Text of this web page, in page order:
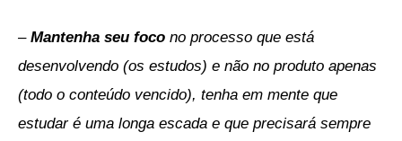
– Mantenha seu foco no processo que está
desenvolvendo (os estudos) e não no produto apenas
(todo o conteúdo vencido), tenha em mente que
estudar é uma longa escada e que precisará sempre